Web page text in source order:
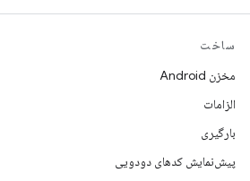
ساخت
مخزن Android
الزامات
بارگیری
پیش‌نمایش کدهای دودویی